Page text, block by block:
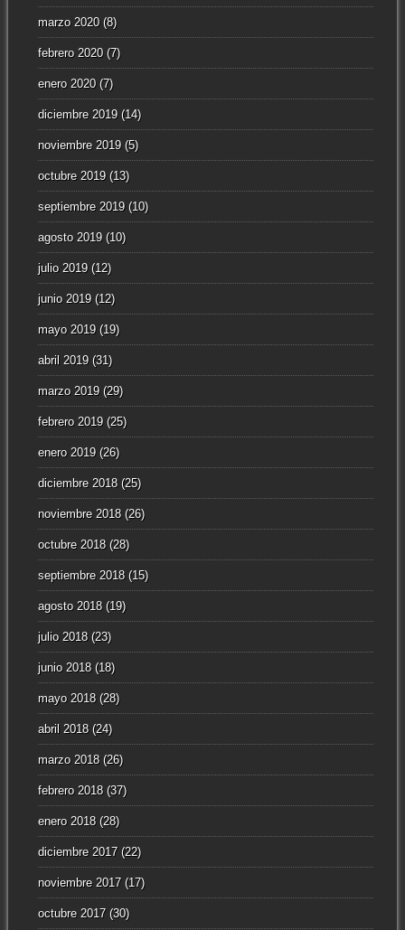
marzo 2020(8)
febrero 2020(7)
enero 2020(7)
diciembre 2019(14)
noviembre 2019(5)
octubre 2019(13)
septiembre 2019(10)
agosto 2019(10)
julio 2019(12)
junio 2019(12)
mayo 2019(19)
abril 2019(31)
marzo 2019(29)
febrero 2019(25)
enero 2019(26)
diciembre 2018(25)
noviembre 2018(26)
octubre 2018(28)
septiembre 2018(15)
agosto 2018(19)
julio 2018(23)
junio 2018(18)
mayo 2018(28)
abril 2018(24)
marzo 2018(26)
febrero 2018(37)
enero 2018(28)
diciembre 2017(22)
noviembre 2017(17)
octubre 2017(30)